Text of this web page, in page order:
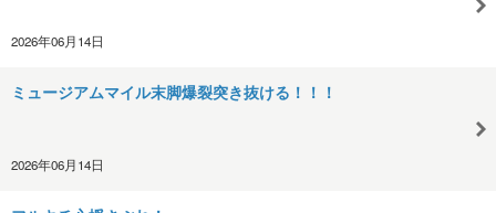
2026年06月14日
ミュージアムマイル末脚爆裂突き抜ける！！！
2026年06月14日